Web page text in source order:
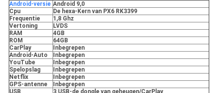
Android-versie Android 9,0
Cpu
De hexa-Kern van PX6 RK3399
Frequentie
1,8 Ghz
Vertoning
LVDS
RAM
4GB
ROM
64GB
CarPlay
Inbegrepen
Android-Auto
Inbegrepen
YouTube
Inbegrepen
Spelopslag
Inbegrepen
Netflix
Inbegrepen
GPS-antenne
Inbegrepen